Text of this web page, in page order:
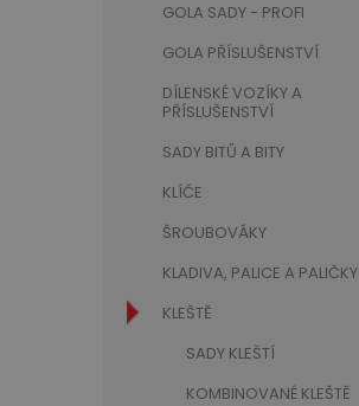
GOLA SADY - PROFI
GOLA PŘÍSLUŠENSTVÍ
DÍLENSKÉ VOZÍKY A
PŘÍSLUŠENSTVÍ
SADY BITŮ A BITY
KLÍČE
ŠROUBOVÁKY
KLADIVA, PALICE A PALIČKY
KLEŠTĚ
SADY KLEŠTÍ
KOMBINOVANÉ KLEŠTĚ